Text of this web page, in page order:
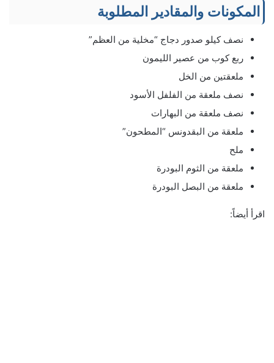
المكونات والمقادير المطلوبة
نصف كيلو صدور دجاج “مخلية من العظم”
ربع كوب من عصير الليمون
ملعقتين من الخل
نصف ملعقة من الفلفل الأسود
نصف ملعقة من البهارات
ملعقة من البقدونس “المطحون”
ملح
ملعقة من الثوم البودرة
ملعقة من البصل البودرة
اقرأ أيضاً: